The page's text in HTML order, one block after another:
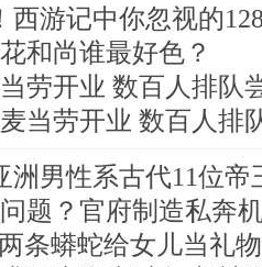
西游记中你忽视的
和尚谁最好色？
劳开业 数百人排队
当劳开业 数百人排
洲男性系古代11位帝
题？官府制造私奔
条蟒蛇给女儿当礼物